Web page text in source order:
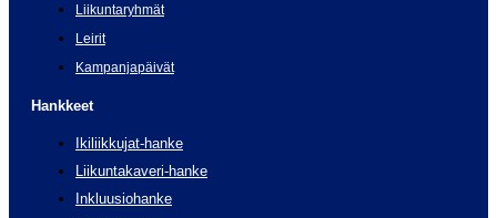
Liikuntaryhmät
Leirit
Kampanjapäivät
Hankkeet
Ikiliikkujat-hanke
Liikuntakaveri-hanke
Inkluusiohanke